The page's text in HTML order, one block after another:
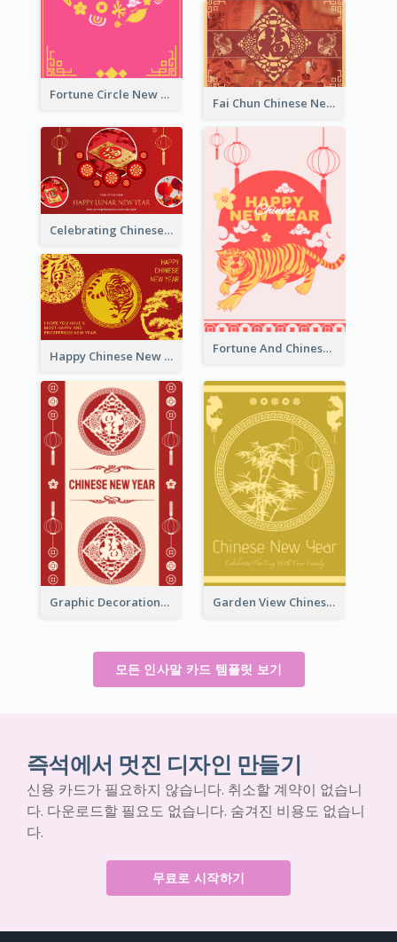
Fortune Circle New Year Greeting Card
Fai Chun Chinese New Year Greeting Card
Celebrating Chinese New Year Greeting Card
Fortune And Chinese New Year Greeting Card
Happy Chinese New Year Greeting Card With Circle illustrations
Graphic Decorations Chinese New Year Greeting Card Garden View Chinese New Year Greeting Card
모든 인사말 카드 템플릿 보기
즉석에서 멋진 디자인 만들기
신용 카드가 필요하지 않습니다. 취소할 계약이 없습니
다. 다운로드할 필요도 없습니다. 숨겨진 비용도 없습니
다.
무료로 시작하기